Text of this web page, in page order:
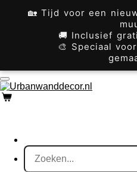
🏡 Tijd voor een
🚚 Inclusief
🎨 Speciaal
hoofdinhoud